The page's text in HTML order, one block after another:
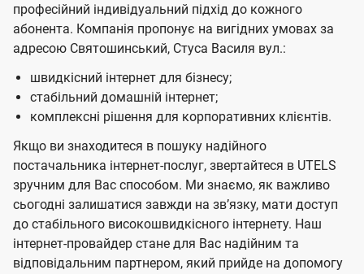
професійний індивідуальний підхід до кожного
абонента. Компанія пропонує на вигідних умовах за
адресою Святошинський, Стуса Василя вул.:
швидкісний інтернет для бізнесу;
стабільний домашній інтернет;
комплексні рішення для корпоративних клієнтів.
Якщо ви знаходитеся в пошуку надійного
постачальника інтернет-послуг, звертайтеся в UTELS
зручним для Вас способом. Ми знаємо, як важливо
сьогодні залишатися завжди на звʼязку, мати доступ
до стабільного високошвидкісного інтернету. Наш
інтернет-провайдер стане для Вас надійним та
відповідальним партнером, який прийде на допомогу